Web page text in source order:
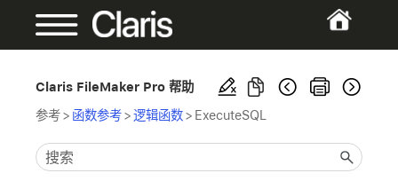
Claris FileMaker Pro 帮助
参考> 函数参考>逻辑函数 > ExecuteSQL